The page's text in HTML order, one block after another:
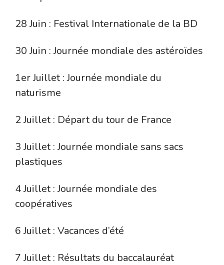
28 Juin : Festival Internationale de la BD
30 Juin : Journée mondiale des astéroïdes
1er Juillet : Journée mondiale du
naturisme
2 Juillet : Départ du tour de France
3 Juillet : Journée mondiale sans sacs
plastiques
4 Juillet : Journée mondiale des
coopératives
6 Juillet : Vacances d’été
7 Juillet : Résultats du baccalauréat